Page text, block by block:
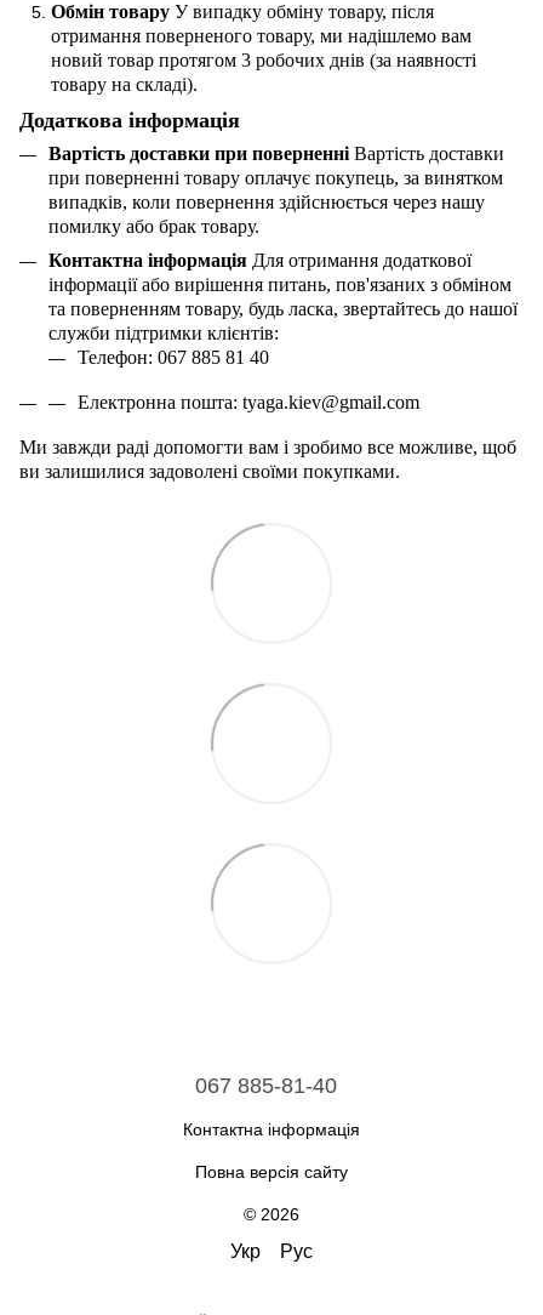
Обмін товару У випадку обміну товару, після
отримання поверненого товару, ми надішлемо вам
новий товар протягом 3 робочих днів (за наявності
товару на складі).
Додаткова інформація
Вартість доставки при поверненні Вартість доставки
при поверненні товару оплачує покупець, за винятком
випадків, коли повернення здійснюється через нашу
помилку або брак товару.
Контактна інформація Для отримання додаткової
інформації або вирішення питань, пов'язаних з обміном
та поверненням товару, будь ласка, звертайтесь до нашої
служби підтримки клієнтів:
Телефон: 067 885 81 40
Електронна пошта: tyaga.kiev@gmail.com
Ми завжди раді допомогти вам і зробимо все можливе, щоб
ви залишилися задоволені своїми покупками.
067 885-81-40
Контактна інформація
Повна версія сайту
© 2026
Укр Рус